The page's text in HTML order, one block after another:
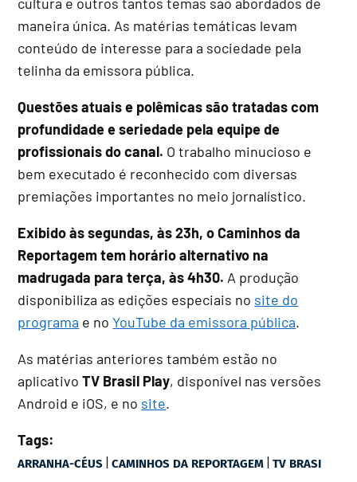
maneira única. As matérias temáticas levam
conteúdo de interesse para a sociedade pela
telinha da emissora pública.
Questões atuais e polêmicas são tratadas com
profundidade e seriedade pela equipe de
profissionais do canal. O trabalho minucioso e
bem executado é reconhecido com diversas
premiações importantes no meio jornalístico.
Exibido às segundas, às 23h, o Caminhos da
Reportagem tem horário alternativo na
madrugada para terça, às 4h30. A produção
disponibiliza as edições especiais no site do
programa e noYouTube da emissora pública.
As matérias anteriores também estão no
aplicativoTV Brasil Play, disponível nas versões
Android e iOS, e no site.
Tags:
ARRANHA-CÉUS |CAMINHOS DA REPORTAGEM |TV BRASI